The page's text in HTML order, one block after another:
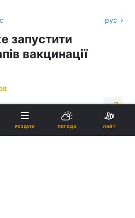
рус
запустити
вакцинації
хв. 598
на нас в Google
РОЗДІЛИ ПОГОДА ЛАЙТ